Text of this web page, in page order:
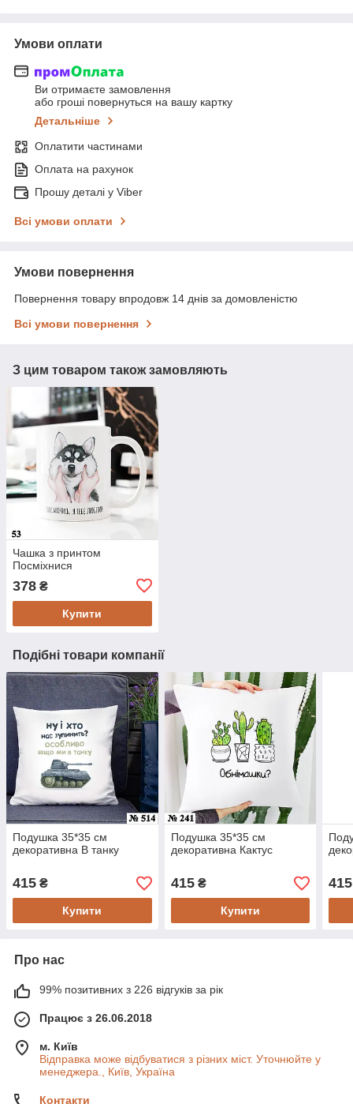
Умови оплати
Ви отримаєте замовлення
або гроші повернуться на вашу картку
Детальніше
Оплатити частинами
Оплата на рахунок
Прошу деталі у Viber
Всі умови оплати
Умови повернення
Повернення товару впродовж 14 днів за домовленістю
Всі умови повернення
З цим товаром також замовляють
Чашка з принтом
Посміхнися
378 ₴
Купити
Подібні товари компанії
Подушка 35*35 см
декоративна В танку
415 ₴
Купити
Подушка 35*35 см
декоративна Кактус
415₴
Купити
415
Про нас
99% позитивних з 226 відгуків за рік
Працює з 26.06.2018
м. Київ
Відправка може відбуватися з різних міст. Уточнюйте у
менеджера., Київ, Україна
Контакти